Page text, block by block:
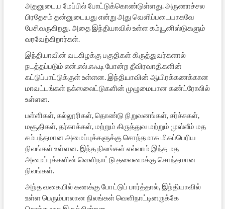
அதனுடைய மேப்பில் போட்டுக்கொண்டுள்ளது. அருணாச்சல
பிரதேசம் தன்னுடையது என்று அது வெளிப்படையாகவே
பேசிவருகிறது. அதை இந்தியாவில் உள்ள கம்யூனிஸ்டுகளும்
வரவேற்கிறார்கள்.
இந்தியாவின் வடகிழக்கு பகுதிகள் கிருத்துவர்களால்
நடத்தப்படும் என்.எல்.எஃ.டி போன்ற தீவிரவாதிகளின்
கட்டுப்பாட்டுக்குள் உள்ளன. இந்தியாவின் ஆயிரக்கணக்கான
மாவட்டங்கள் நக்ஸலைட்டுகளின் முழுமையான கண்ட்ரோலில்
உள்ளன.
பள்ளிகள், கல்லூரிகள், தொண்டு நிறுவனங்கள், சர்ச்சுகள்,
மசூதிகள், தர்காக்கள், மற்றும் கிருத்துவ மற்றும் முஸ்லீம் மத
சம்பந்தமான அமைப்புக்களுக்கு சொந்தமாக மிகப்பெரிய
நிலங்கள் உள்ளன. இந்த நிலங்கள் எல்லாம் இந்த மத
அமைப்புக்களின் வெளிநாட்டு தலைமைக்கு சொந்தமான
நிலங்கள்.
அந்த வகையில் கணக்கு போட்டுப் பார்த்தால், இந்தியாவில்
உள்ள பெரும்பாலான நிலங்கள் வெளிநாட்டினருக்கே